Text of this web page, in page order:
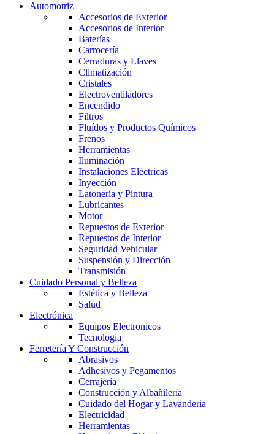
Automotriz
Accesorios de Exterior
Accesorios de Interior
Baterías
Carrocería
Cerraduras y Llaves
Climatización
Cristales
Electroventiladores
Encendido
Filtros
Fluídos y Productos Químicos
Frenos
Herramientas
Iluminación
Instalaciones Eléctricas
Inyección
Latonería y Pintura
Lubricantes
Motor
Repuestos de Exterior
Repuestos de Interior
Seguridad Vehicular
Suspensión y Dirección
Transmisión
Cuidado Personal y Belleza
Estética y Belleza
Salud
Electrónica
Equipos Electronicos
Tecnologia
Ferretería Y Construcción
Abrasivos
Adhesivos y Pegamentos
Cerrajería
Construcción y Albañilería
Cuidado del Hogar y Lavanderia
Electricidad
Herramientas